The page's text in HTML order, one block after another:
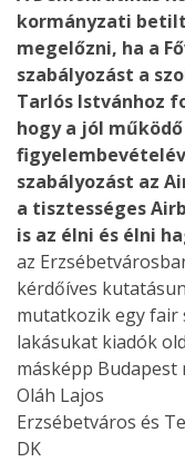
kormányzati
megelőzni, ha a
szabályozást a
Tarlós Istvánhoz
hogy a jól
szabályozást az
a tisztességes
is az élni és élni
az
kérdőíves
mutatkozik egy fair
lakásukat kiadók
másképp Budapest
Oláh Lajos
Erzsébetváros és
DK